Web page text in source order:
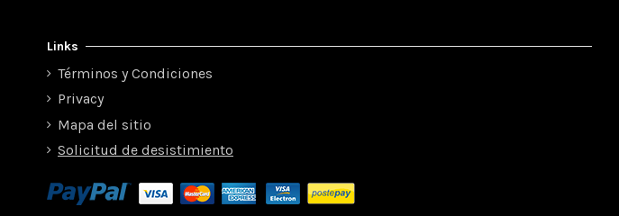
Links
Términos y Condiciones
Privacy
Mapa del sitio
Solicitud de desistimiento